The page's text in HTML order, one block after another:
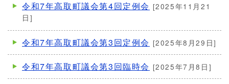
令和7年高取町議会第4回定例会 [2025年11月21
日]
令和7年高取町議会第3回定例会 [2025年8月29日]
令和7年高取町議会第3回臨時会 [2025年7月8日]